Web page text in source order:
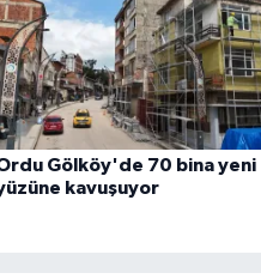
Gölköy'de 70 bina yeni
kavuşuyor